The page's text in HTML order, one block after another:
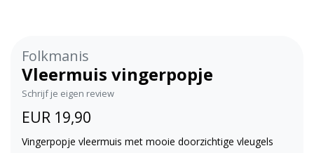
Folkmanis
Vleermuis vingerpopje
Schrijf je eigen review
EUR 19,90
Vingerpopje vleermuis met mooie doorzichtige vleugels